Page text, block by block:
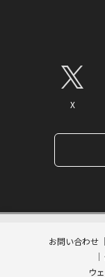
X
お問い合わせ
ウ